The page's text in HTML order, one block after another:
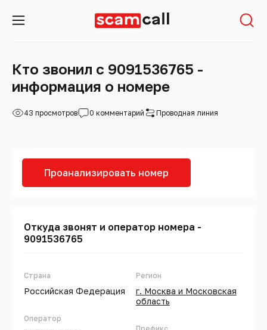
Кто звонил с 9091536765 -
информация о номере
43 просмотров 0 комментарий Проводная линия
Проанализировать номер
Откуда звонят и оператор номера -
9091536765
Страна
Российская Федерация
Оператор
Регион
г. Москва и Московская
область